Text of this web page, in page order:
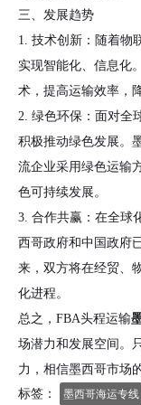
三、发展趋势
1. 技术创新：随着物
实现智能化、信息化
术，提高运输效率，
2. 绿色环保：面对全
积极推动绿色发展。
流企业采用绿色运输
色可持续发展。
3. 合作共赢：在全球
西哥政府和中国政府
来，双方将在经贸、
化进程。
总之，FBA头程运输
场潜力和发展空间。
力，相信墨西哥市场
标签：
墨西哥海运专线